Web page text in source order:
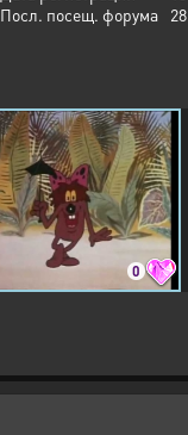
Посл. посещ. форума
0